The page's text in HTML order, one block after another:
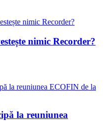
nimic Recorder?
la reuniunea